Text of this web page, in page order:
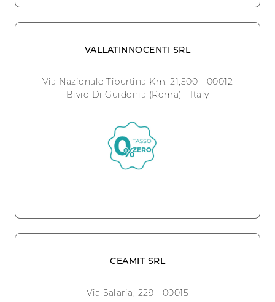
VALLATINNOCENTI SRL
Via Nazionale Tiburtina Km. 21,500 - 00012
Bivio Di Guidonia (Roma) - Italy
CEAMIT SRL
Via Salaria, 229 - 00015